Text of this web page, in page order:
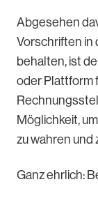
Abgesehen
Vorschriften in
behalten, ist
oder Plattform
Möglichkeit,
zu wahren und
Ganz ehrlich: